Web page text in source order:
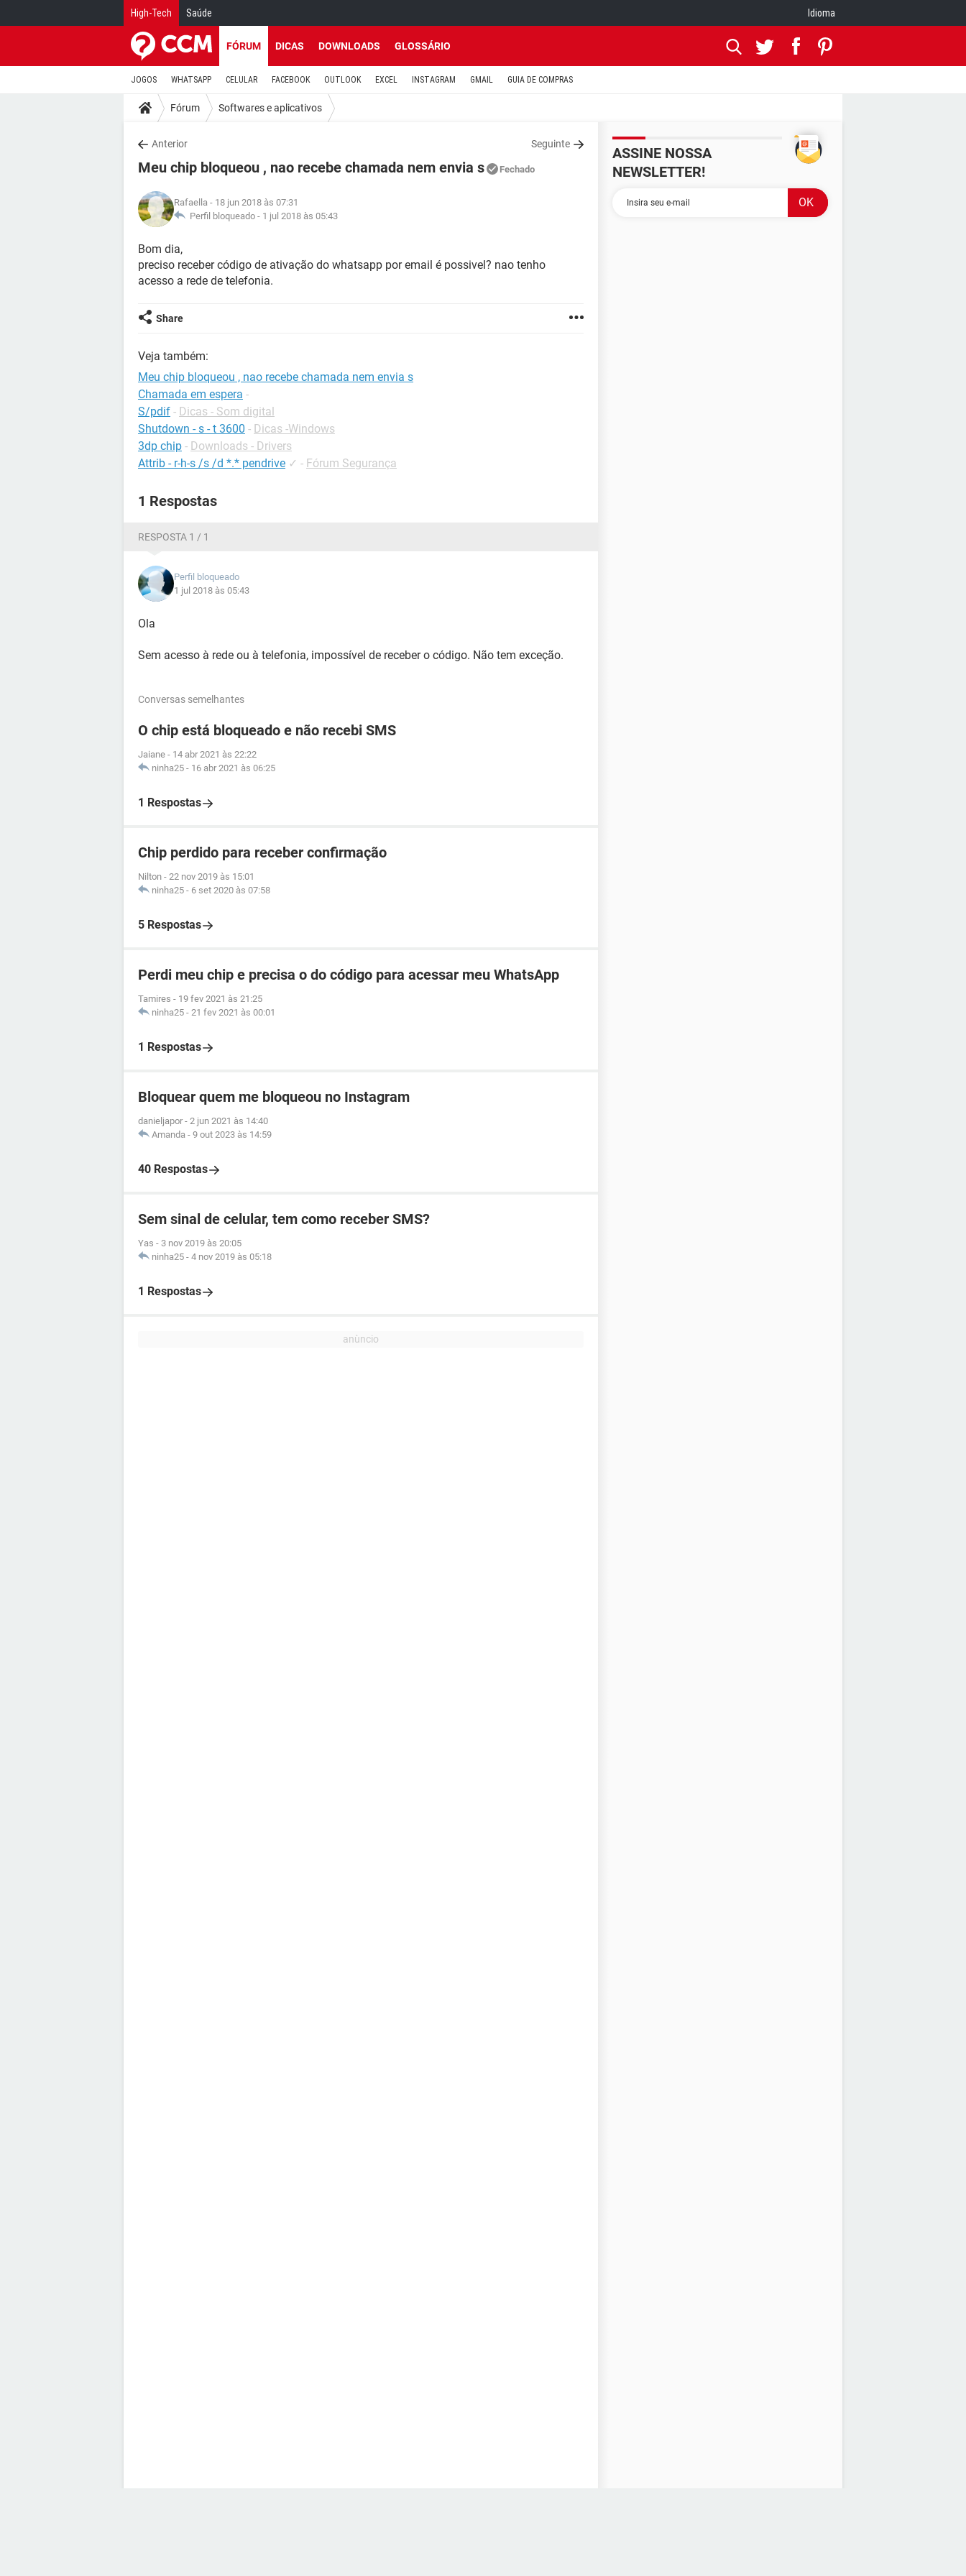
High-Tech Saúde Idioma
FÓRUM DICAS DOWNLOADS GLOSSÁRIO
JOGOS WHATSAPP CELULAR FACEBOOK OUTLOOK EXCEL INSTAGRAM GMAIL GUIA DE COMPRAS
Fórum Softwares e aplicativos
Anterior Seguinte
Meu chip bloqueou , nao recebe chamada nem envia s Fechado
Rafaella - 18 jun 2018 às 07:31
Perfil bloqueado - 1 jul 2018 às 05:43
Bom dia,
preciso receber código de ativação do whatsapp por email é possivel? nao tenho
acesso a rede de telefonia.
Share
Veja também:
Meu chip bloqueou , nao recebe chamada nem envia s
Chamada em espera -
S/pdif - Dicas - Som digital
Shutdown - s - t 3600 - Dicas -Windows
3dp chip - Downloads - Drivers
Attrib - r-h-s /s /d *.* pendrive ✓ - Fórum Segurança
1 Respostas
RESPOSTA 1 / 1
Perfil bloqueado
1 jul 2018 às 05:43
Ola
Sem acesso à rede ou à telefonia, impossível de receber o código. Não tem exceção.
Conversas semelhantes
O chip está bloqueado e não recebi SMS
Jaiane - 14 abr 2021 às 22:22
ninha25 - 16 abr 2021 às 06:25
1 Respostas
Chip perdido para receber confirmação
Nilton - 22 nov 2019 às 15:01
ninha25 - 6 set 2020 às 07:58
5 Respostas
Perdi meu chip e precisa o do código para acessar meu WhatsApp
Tamires - 19 fev 2021 às 21:25
ninha25 - 21 fev 2021 às 00:01
1 Respostas
Bloquear quem me bloqueou no Instagram
danieljapor - 2 jun 2021 às 14:40
Amanda - 9 out 2023 às 14:59
40 Respostas
Sem sinal de celular, tem como receber SMS?
Yas - 3 nov 2019 às 20:05
ninha25 - 4 nov 2019 às 05:18
1 Respostas
ASSINE NOSSA
NEWSLETTER!